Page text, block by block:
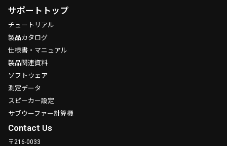
サポートトップ
チュートリアル
製品カタログ
仕様書・マニュアル
製品関連資料
ソフトウェア
測定データ
スピーカー設定
サブウーファー計算機
Contact Us
〒216-0033